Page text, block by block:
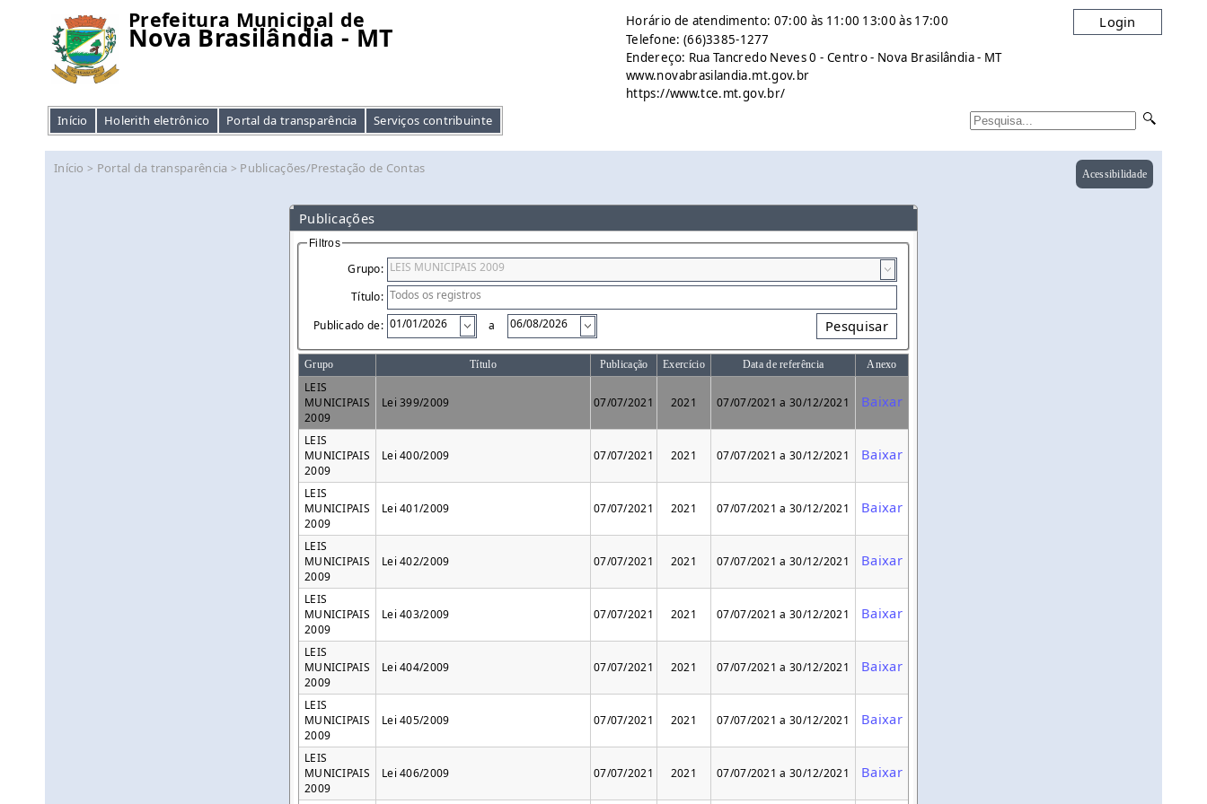
Login
Prefeitura Municipal de Horário de atendimento: 07:00 às 11:00 13:00 às 17:00
Nova Brasilândia - MT
Telefone: (66)3385-1277
Endereço: Rua Tancredo Neves 0 - Centro - Nova Brasilândia - MT
www.novabrasilandia.mt.gov.br
https://www.tce.mt.gov.br/
Início
Holerith eletrônico Portal da transparência Serviços contribuinte
Início > Portal da transparência > Publicações/Prestação de Contas Acessibilidade
Publicações
Filtros
Grupo:
Título:
Publicado de:
a Pesquisar
Grupo Título Publicação Exercício Data de referência Anexo
LEIS
MUNICIPAIS
2009
Lei 399/2009 07/07/2021 2021 07/07/2021 a 30/12/2021 Baixar
LEIS
MUNICIPAIS
2009
Lei 400/2009 07/07/2021 2021 07/07/2021 a 30/12/2021 Baixar
LEIS
MUNICIPAIS
2009
Lei 401/2009 07/07/2021 2021 07/07/2021 a 30/12/2021 Baixar
LEIS
MUNICIPAIS
2009
Lei 402/2009 07/07/2021 2021 07/07/2021 a 30/12/2021 Baixar
LEIS
MUNICIPAIS
2009
Lei 403/2009 07/07/2021 2021 07/07/2021 a 30/12/2021 Baixar
LEIS
MUNICIPAIS
2009
Lei 404/2009 07/07/2021 2021 07/07/2021 a 30/12/2021 Baixar
LEIS
MUNICIPAIS
2009
Lei 405/2009 07/07/2021 2021 07/07/2021 a 30/12/2021 Baixar
LEIS
MUNICIPAIS
2009
Lei 406/2009 07/07/2021 2021 07/07/2021 a 30/12/2021 Baixar